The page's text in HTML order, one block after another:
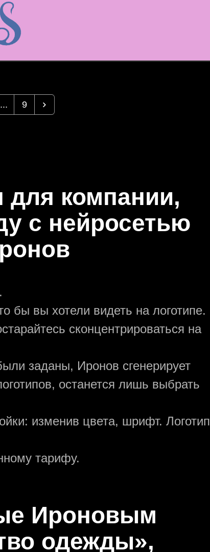
... 9
для компании,
с нейросетью
бы вы хотели видеть на логотипе.
сконцентрироваться на
заданы, Иронов сгенерирует
останется лишь выбрать
изменив цвета, шрифт. Логотип
тарифу.
Ироновым
одежды»,